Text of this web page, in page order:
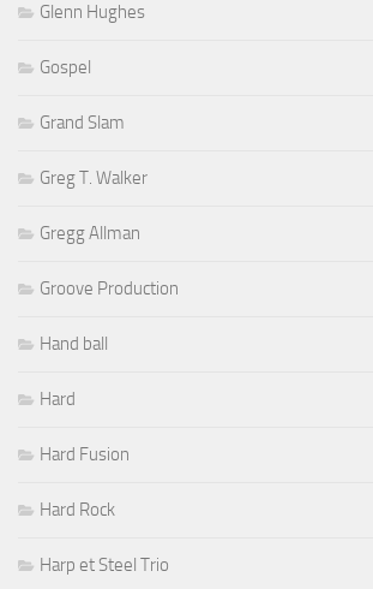
Glenn Hughes
Gospel
Grand Slam
Greg T. Walker
Gregg Allman
Groove Production
Hand ball
Hard
Hard Fusion
Hard Rock
Harp et Steel Trio